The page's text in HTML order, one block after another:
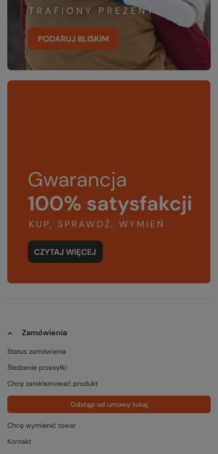
Zamówienia
Status zamówienia
Śledzenie przesyłki
Chcę zareklamować produkt
Odstąp od umowy tutaj
Chcę wymienić towar
Kontakt